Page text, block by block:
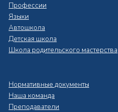
Профессии
Языки
Автошкола
Детская школа
Школа родительского мастерства
Нормативные документы
Наша команда
Преподаватели